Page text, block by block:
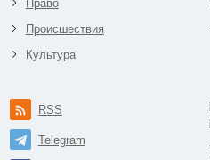
Право
Происшествия
Культура
RSS
Telegram